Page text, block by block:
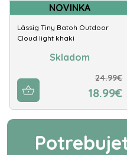
NOVINKA
Lässig Tiny Batoh Outdoor
Cloud light khaki
Skladom
24.99€
18.99€